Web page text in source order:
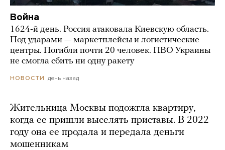
Война
1624-й день. Россия атаковала Киевскую область.
Под ударами — маркетплейсы и логистические
центры. Погибли почти 20 человек. ПВО Украины
не смогла сбить ни одну ракету
НОВОСТИ день назад
Жительница Москвы подожгла квартиру,
когда ее пришли выселять приставы. В 2022
году она ее продала и передала деньги
мошенникам